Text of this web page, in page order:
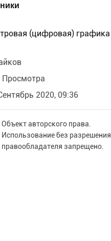
(цифровая) графика
Просмотра
2020, 09:36
Объект авторского права.
Использование без разрешения
правообладателя запрещено.